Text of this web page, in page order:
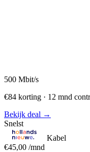
500 Mbit/s
€84 korting · 12 mnd
Bekijk deal →
Snelst
Kabel
€45,00 /mnd